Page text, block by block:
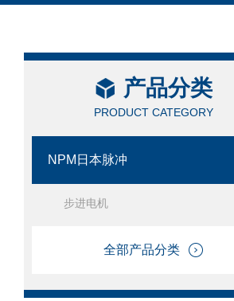
产品分类
PRODUCT CATEGORY
NPM日本脉冲
步进电机
全部产品分类